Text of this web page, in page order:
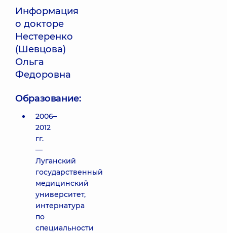
Информация
о докторе
Нестеренко
(Шевцова)
Ольга
Федоровна
Образование:
2006–
2012
гг.
—
Луганский
государственный
медицинский
университет,
интернатура
по
специальности